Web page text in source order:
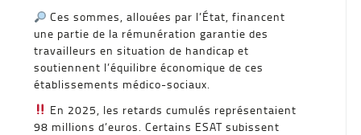
Ces sommes, allouées par l’État, financent
une partie de la rémunération garantie des
travailleurs en situation de handicap et
soutiennent l’équilibre économique de ces
établissements médico-sociaux.
En 2025, les retards cumulés représentaient
98 millions d’euros. Certains ESAT subissent